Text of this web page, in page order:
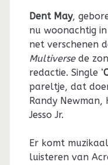
Dent May,
nu woonachtig
net verschenen
Multiversede
redactie. Single ‘
pareltje, dat
Randy Newman,
Jesso Jr.
Er komt
luisteren van